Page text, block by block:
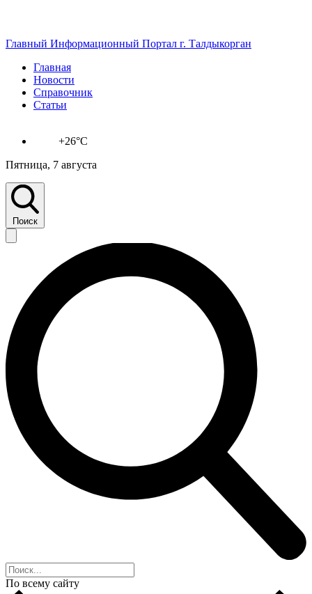
Главный Информационный Портал г. Талдыкорган
Главная
Новости
Справочник
Статьи
+26°C
Пятница, 7 августа
Поиск
По всему сайту